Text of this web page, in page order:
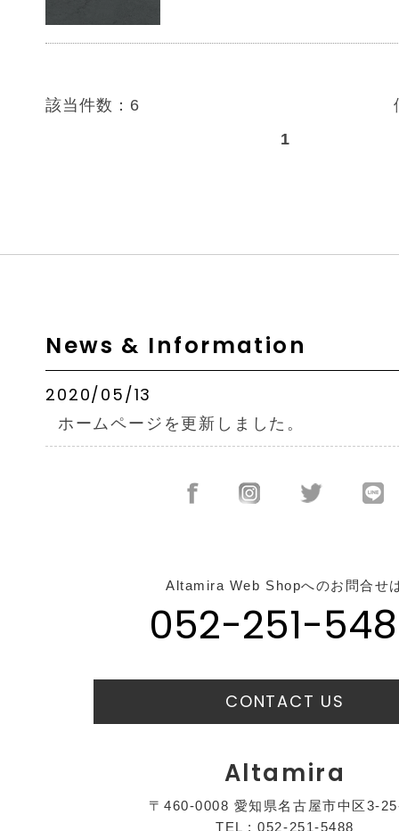
該当件数：6
1
News & Information
2020/05/13
ホームページを更新しました。
Altamira Web Shopへのお問合せ
052-251-
CONTACT US
Altamira
〒460-0008 愛知県名古屋市中区3-
TEL : 052-251-5488